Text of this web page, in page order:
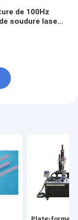
de 100Hz
soudure laser